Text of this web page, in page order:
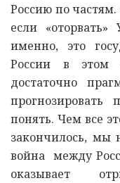
Россию по
если
именно, это
России в этом
достаточно
понять. Чем все
закончилось, мы
война между
оказывает